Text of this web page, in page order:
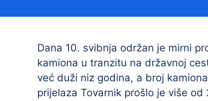
Dana 10. svibnja održan je mirni
kamiona u tranzitu na državnoj
već duži niz godina, a broj
prijelaza Tovarnik prošlo je više